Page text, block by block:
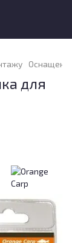
для